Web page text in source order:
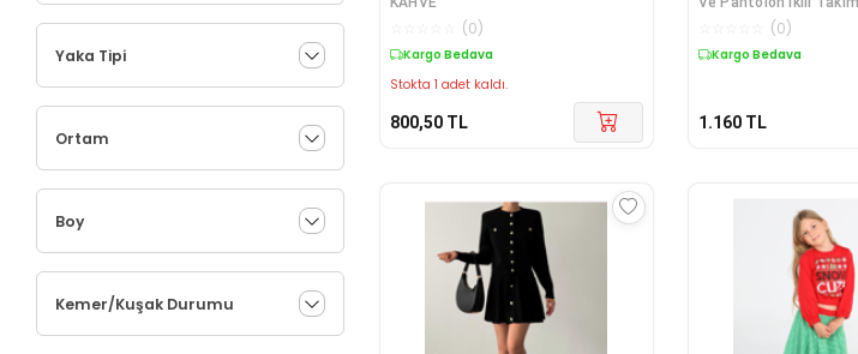
Yaka Tipi
Ortam
Boy
Kemer/Kuşak Durumu
(0)
Kargo Bedava
Stokta 1 adet kaldı.
800,50 TL
(0)
Kargo Bedava
1.160 TL